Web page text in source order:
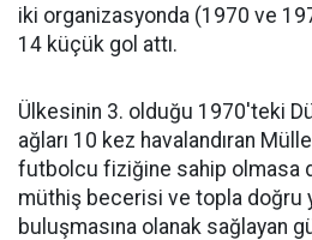
iki organizasyonda (1970 ve
14 küçük gol attı.
Ülkesinin 3. olduğu 1970'teki
ağları 10 kez havalandıran
futbolcu fiziğine sahip olmasa
müthiş becerisi ve topla doğru
buluşmasına olanak sağlayan